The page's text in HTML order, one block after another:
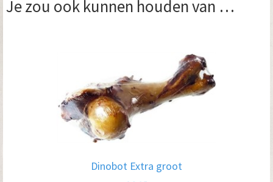
Je zou ook kunnen houden van …
Dinobot Extra groot